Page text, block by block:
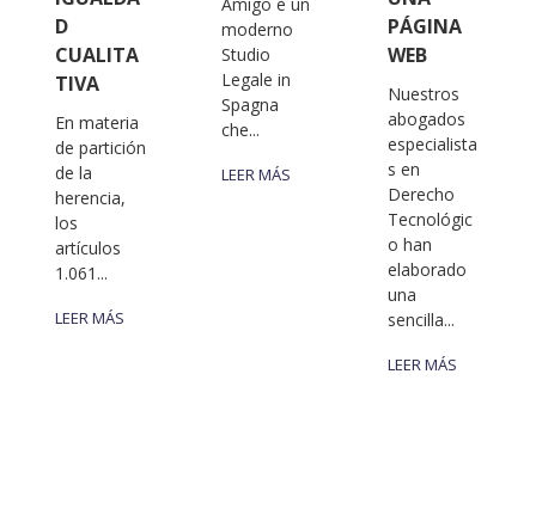
D
CUALITA
TIVA
En materia
de partición
de la
herencia,
los
artículos
1.061...
LEER MÁS
moderno
Studio
Legale in
Spagna
che...
LEER MÁS
PÁGINA
WEB
Nuestros
abogados
especialista
s en
Derecho
Tecnológic
o han
elaborado
una
sencilla...
LEER MÁS